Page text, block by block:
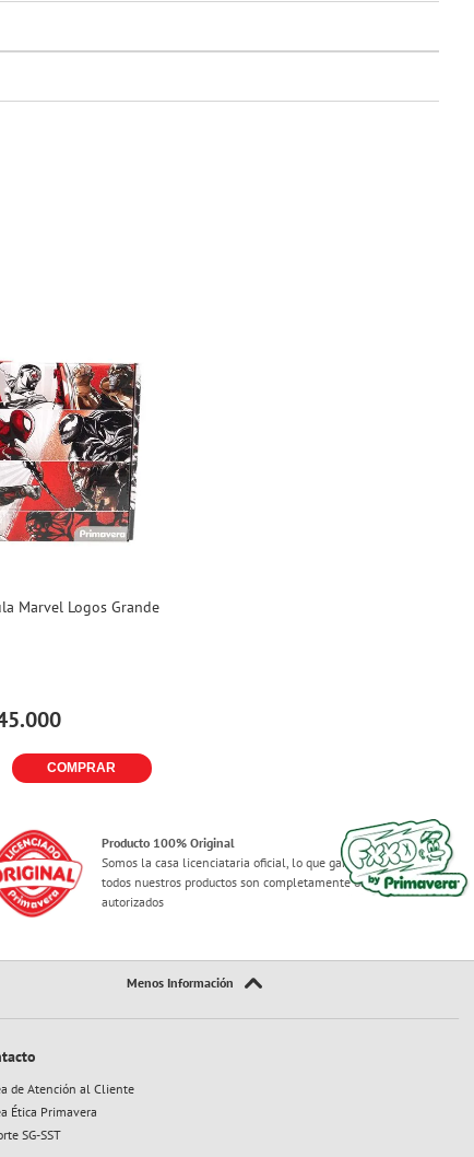
Marvel Logos Grande
.000
COMPRAR
Producto 100% Original
Somos la casa licenciataria oficial, lo que garantiza que
todos nuestros productos son completamente originales y
autorizados
de Atención al Cliente
Ética Primavera
SG-SST